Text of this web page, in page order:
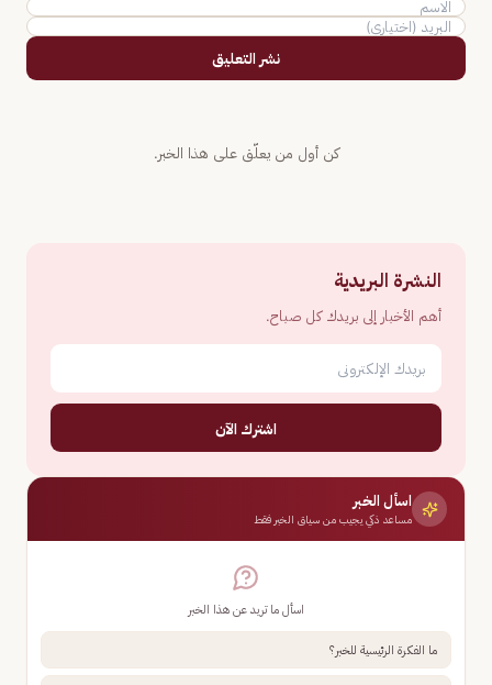
نشر التعليق
كن أول من يعلّق على هذا الخبر.
النشرة البريدية
أهم الأخبار إلى بريدك كل صباح.
اشترك الآن
اسأل الخبر
مساعد ذكي يجيب من سياق الخبر فقط
اسأل ما تريد عن هذا الخبر
ما الفكرة الرئيسية للخبر؟